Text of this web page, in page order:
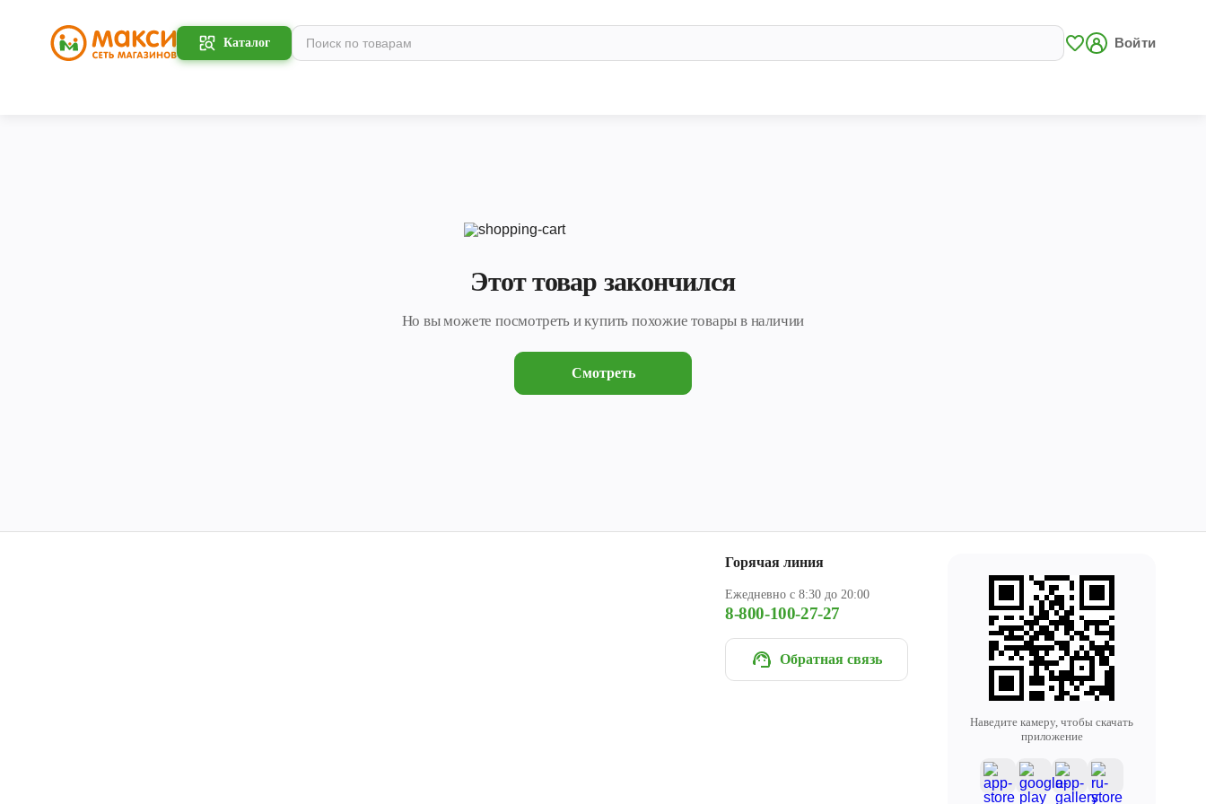
Каталог Войти
Этот товар закончился
Но вы можете посмотреть и купить похожие товары в наличии
Смотреть
Горячая линия
Ежедневно с 8:30 до 20:00
8-800-100-27-27
Обратная связь
Наведите камеру, чтобы скачать
приложение